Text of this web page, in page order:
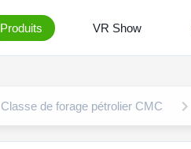
Produits VR Show
Classe de forage pétrolier CMC